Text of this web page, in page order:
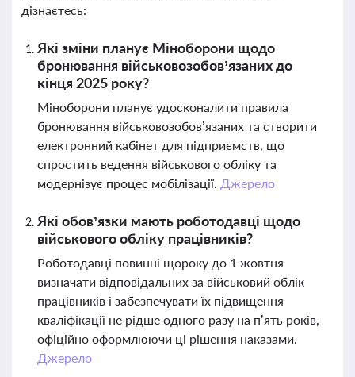
дізнаєтесь:
Які зміни планує Міноборони щодо
бронювання військовозобов’язаних до
кінця 2025 року?
Міноборони планує удосконалити правила
бронювання військовозобов’язаних та створити
електронний кабінет для підприємств, що
спростить ведення військового обліку та
модернізує процес мобілізації. Джерело
Які обов’язки мають роботодавці щодо
військового обліку працівників?
Роботодавці повинні щороку до 1 жовтня
визначати відповідальних за військовий облік
працівників і забезпечувати їх підвищення
кваліфікації не рідше одного разу на п’ять років,
офіційно оформлюючи ці рішення наказами.
Джерело